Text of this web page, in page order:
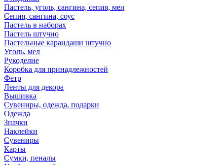
Пастель, уголь, сангина, сепия, мел
Сепия, сангина, соус
Пастель в наборах
Пастель штучно
Пастельные карандаши штучно
Уголь, мел
Рукоделие
Коробка для принадлежностей
Фетр
Ленты для декора
Вышивка
Сувениры, одежда, подарки
Одежда
Значки
Наклейки
Сувениры
Карты
Сумки, пеналы